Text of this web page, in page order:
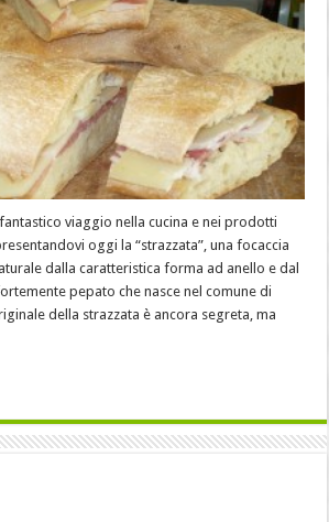
viaggio nella cucina e nei prodotti
oggi la “strazzata”, una focaccia
dalla caratteristica forma ad anello e dal
pepato che nasce nel comune di
della strazzata è ancora segreta, ma